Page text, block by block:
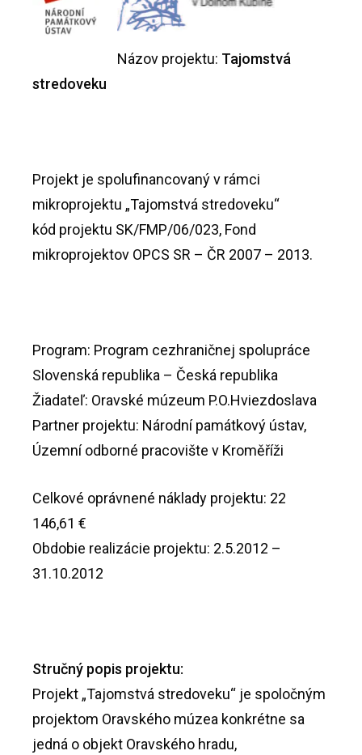
Názov projektu: Tajomstvá
stredoveku
Projekt je spolufinancovaný v rámci
mikroprojektu „Tajomstvá stredoveku“
kód projektu SK/FMP/06/023, Fond
mikroprojektov OPCS SR – ČR 2007 – 2013.
Program: Program cezhraničnej spolupráce
Slovenská republika – Česká republika
Žiadateľ: Oravské múzeum P.O.Hviezdoslava
Partner projektu: Národní památkový ústav,
Územní odborné pracovište v Kroměříži
Celkové oprávnené náklady projektu: 22
146,61 €
Obdobie realizácie projektu: 2.5.2012 –
31.10.2012
Stručný popis projektu:
Projekt „Tajomstvá stredoveku“ je spoločným
projektom Oravského múzea konkrétne sa
jedná o objekt Oravského hradu,